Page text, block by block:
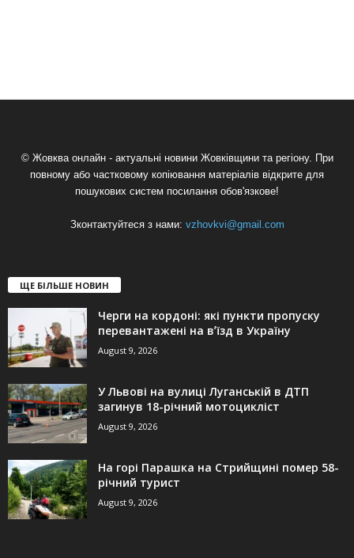
© Жовква онлайн - актуальні новини Жовківщини та регіону. При
повному або частковому копіювання матеріалів відкрите для
пошукових систем посилання обов'язкове!
Зконтактуйтеся з нами: vzhovkvi@gmail.com
ЩЕ БІЛЬШЕ НОВИН
Черги на кордоні: які пункти пропуску
перевантажені на вʼїзд в Україну
August 9, 2026
У Львові на вулиці Луганській в ДТП
загинув 18-річний мотоцикліст
August 9, 2026
На горі Парашка на Стрийщині помер 58-
річний турист
August 9, 2026